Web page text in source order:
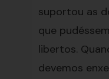
suportou as
que
libertos.
devemos